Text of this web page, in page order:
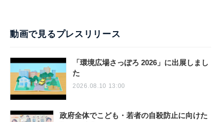
動画で見るプレスリリース
「環境広場さっぽろ 2026」に出展しまし
た
2026.08.10 13:00
政府全体でこども・若者の自殺防止に向けた